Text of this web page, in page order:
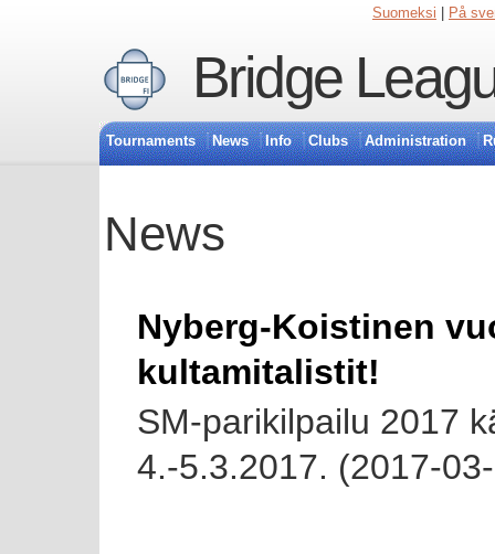
Suomeksi På
Bridge
Tournaments News Info Clubs Administration
News
Nyberg-Koistinen
kultamitalistit!
SM-parikilpailu 2017
4.-5.3.2017. (2017-